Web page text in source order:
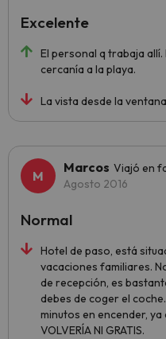
El personal q trabaja allí.
cercanía a la playa.
La vista desde la
Excelente
Marcos Viajó en
Agosto 2016
Hotel de paso, está
vacaciones familiares.
de recepción, es
debes de coger el
minutos en encender,
VOLVERÍA NI GRATIS.
Normal